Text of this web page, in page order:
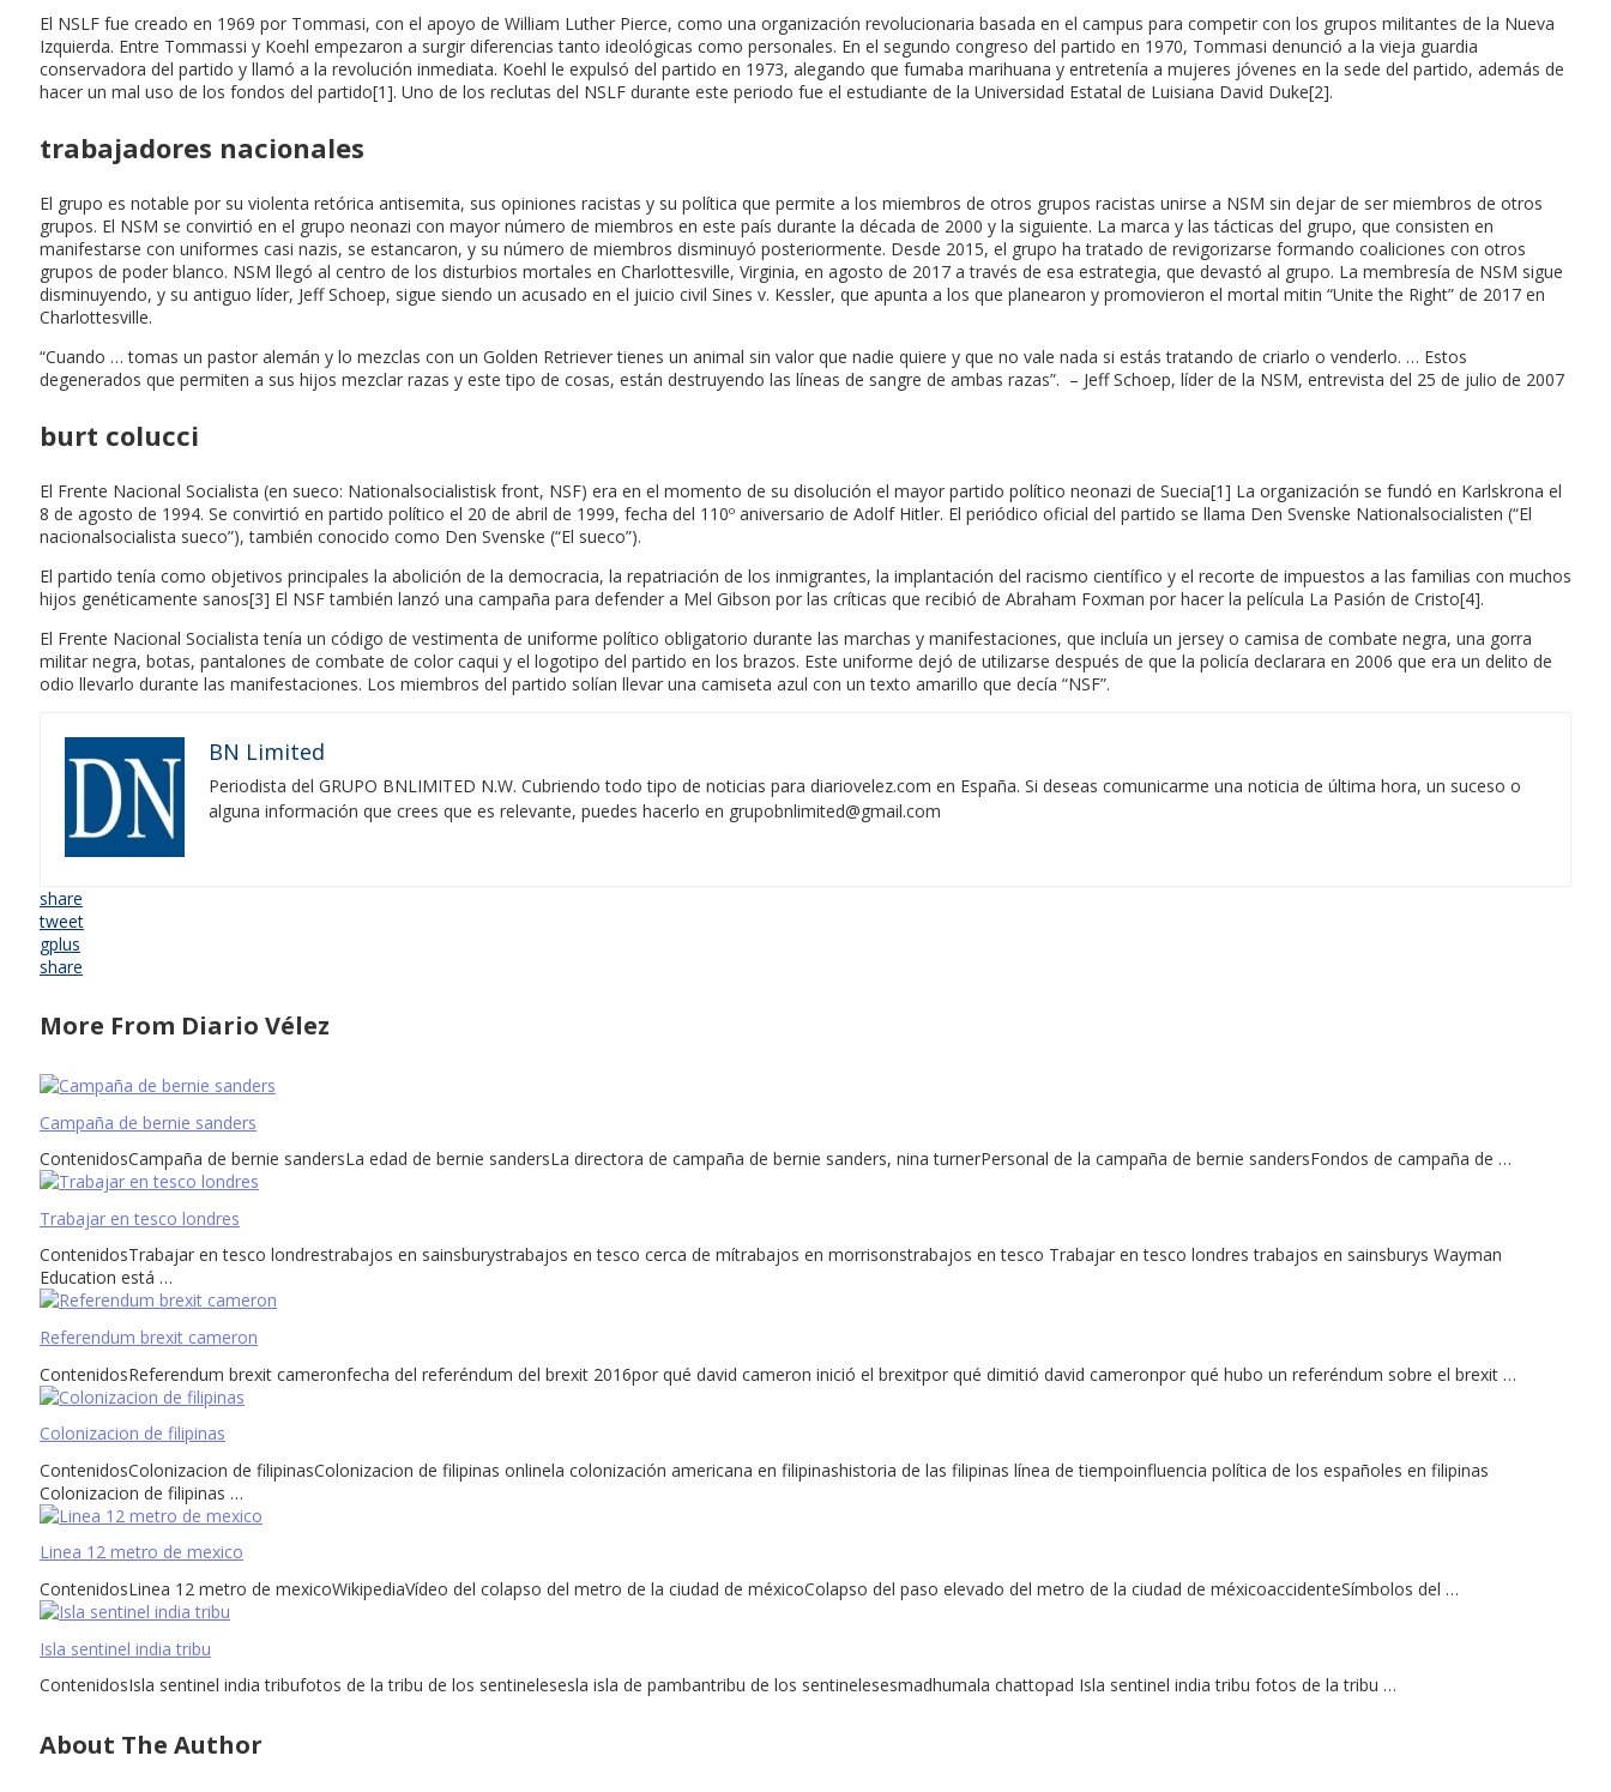
El NSLF fue creado en 1969 por Tommasi, con el apoyo de William Luther Pierce, como una organización revolucionaria basada en el campus para competir con los grupos militantes de la Nueva
Izquierda. Entre Tommassi y Koehl empezaron a surgir diferencias tanto ideológicas como personales. En el segundo congreso del partido en 1970, Tommasi denunció a la vieja guardia
conservadora del partido y llamó a la revolución inmediata. Koehl le expulsó del partido en 1973, alegando que fumaba marihuana y entretenía a mujeres jóvenes en la sede del partido, además de
hacer un mal uso de los fondos del partido[1]. Uno de los reclutas del NSLF durante este periodo fue el estudiante de la Universidad Estatal de Luisiana David Duke[2].
trabajadores nacionales
El grupo es notable por su violenta retórica antisemita, sus opiniones racistas y su política que permite a los miembros de otros grupos racistas unirse a NSM sin dejar de ser miembros de otros
grupos. El NSM se convirtió en el grupo neonazi con mayor número de miembros en este país durante la década de 2000 y la siguiente. La marca y las tácticas del grupo, que consisten en
manifestarse con uniformes casi nazis, se estancaron, y su número de miembros disminuyó posteriormente. Desde 2015, el grupo ha tratado de revigorizarse formando coaliciones con otros
grupos de poder blanco. NSM llegó al centro de los disturbios mortales en Charlottesville, Virginia, en agosto de 2017 a través de esa estrategia, que devastó al grupo. La membresía de NSM sigue
disminuyendo, y su antiguo líder, Jeff Schoep, sigue siendo un acusado en el juicio civil Sines v. Kessler, que apunta a los que planearon y promovieron el mortal mitin “Unite the Right” de 2017 en
Charlottesville.
“Cuando … tomas un pastor alemán y lo mezclas con un Golden Retriever tienes un animal sin valor que nadie quiere y que no vale nada si estás tratando de criarlo o venderlo. … Estos
degenerados que permiten a sus hijos mezclar razas y este tipo de cosas, están destruyendo las líneas de sangre de ambas razas”. – Jeff Schoep, líder de la NSM, entrevista del 25 de julio de 2007
burt colucci
El Frente Nacional Socialista (en sueco: Nationalsocialistisk front, NSF) era en el momento de su disolución el mayor partido político neonazi de Suecia[1] La organización se fundó en Karlskrona el
8 de agosto de 1994. Se convirtió en partido político el 20 de abril de 1999, fecha del 110º aniversario de Adolf Hitler. El periódico oficial del partido se llama Den Svenske Nationalsocialisten (“El
nacionalsocialista sueco”), también conocido como Den Svenske (“El sueco”).
El partido tenía como objetivos principales la abolición de la democracia, la repatriación de los inmigrantes, la implantación del racismo científico y el recorte de impuestos a las familias con muchos
hijos genéticamente sanos[3] El NSF también lanzó una campaña para defender a Mel Gibson por las críticas que recibió de Abraham Foxman por hacer la película La Pasión de Cristo[4].
El Frente Nacional Socialista tenía un código de vestimenta de uniforme político obligatorio durante las marchas y manifestaciones, que incluía un jersey o camisa de combate negra, una gorra
militar negra, botas, pantalones de combate de color caqui y el logotipo del partido en los brazos. Este uniforme dejó de utilizarse después de que la policía declarara en 2006 que era un delito de
odio llevarlo durante las manifestaciones. Los miembros del partido solían llevar una camiseta azul con un texto amarillo que decía “NSF”.
BN Limited
Periodista del GRUPO BNLIMITED N.W. Cubriendo todo tipo de noticias para diariovelez.com en España. Si deseas comunicarme una noticia de última hora, un suceso o
alguna información que crees que es relevante, puedes hacerlo en grupobnlimited@gmail.com
share
tweet
gplus
share
More From Diario Vélez
Campaña de bernie sanders
ContenidosCampaña de bernie sandersLa edad de bernie sandersLa directora de campaña de bernie sanders, nina turnerPersonal de la campaña de bernie sandersFondos de campaña de …
Trabajar en tesco londres
ContenidosTrabajar en tesco londrestrabajos en sainsburystrabajos en tesco cerca de mítrabajos en morrisonstrabajos en tesco Trabajar en tesco londres trabajos en sainsburys Wayman
Education está …
Referendum brexit cameron
ContenidosReferendum brexit cameronfecha del referéndum del brexit 2016por qué david cameron inició el brexitpor qué dimitió david cameronpor qué hubo un referéndum sobre el brexit …
Colonizacion de filipinas
ContenidosColonizacion de filipinasColonizacion de filipinas onlinela colonización americana en filipinashistoria de las filipinas línea de tiempoinfluencia política de los españoles en filipinas
Colonizacion de filipinas …
Linea 12 metro de mexico
ContenidosLinea 12 metro de mexicoWikipediaVídeo del colapso del metro de la ciudad de méxicoColapso del paso elevado del metro de la ciudad de méxicoaccidenteSímbolos del …
Isla sentinel india tribu
ContenidosIsla sentinel india tribufotos de la tribu de los sentinelesesla isla de pambantribu de los sentinelesesmadhumala chattopad Isla sentinel india tribu fotos de la tribu …
About The Author